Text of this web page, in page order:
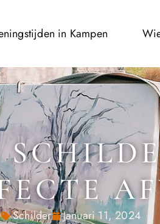
in Kampen
Schilder Januari 11, 2024